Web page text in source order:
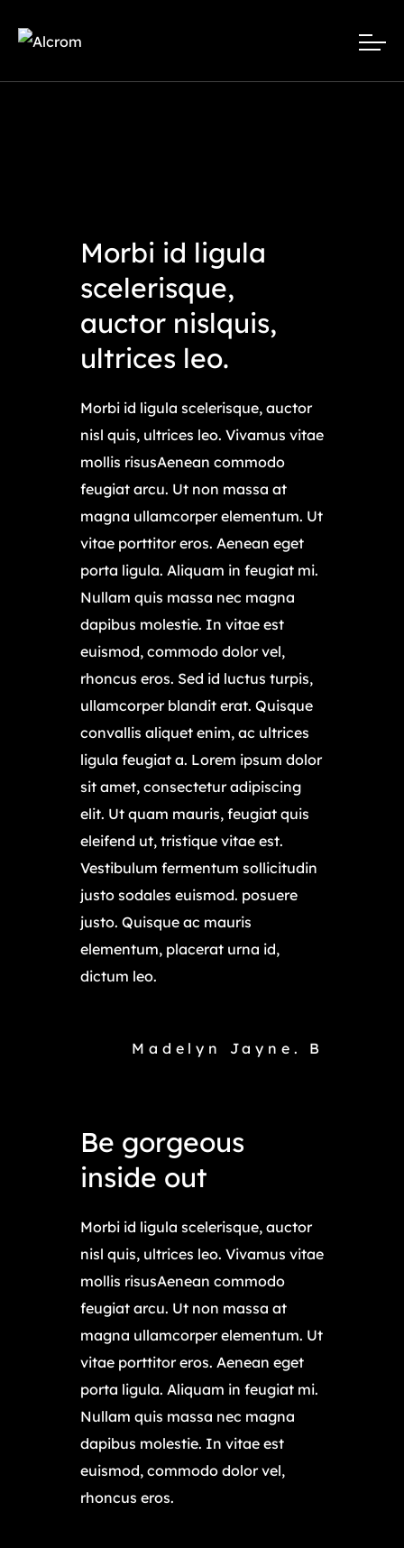
Morbi id ligula
scelerisque,
auctor nislquis,
ultrices leo.
Morbi id ligula scelerisque, auctor
nisl quis, ultrices leo. Vivamus vitae
mollis risusAenean commodo
feugiat arcu. Ut non massa at
magna ullamcorper elementum. Ut
vitae porttitor eros. Aenean eget
porta ligula. Aliquam in feugiat mi.
Nullam quis massa nec magna
dapibus molestie. In vitae est
euismod, commodo dolor vel,
rhoncus eros. Sed id luctus turpis,
ullamcorper blandit erat. Quisque
convallis aliquet enim, ac ultrices
ligula feugiat a. Lorem ipsum dolor
sit amet, consectetur adipiscing
elit. Ut quam mauris, feugiat quis
eleifend ut, tristique vitae est.
Vestibulum fermentum sollicitudin
justo sodales euismod. posuere
justo. Quisque ac mauris
elementum, placerat urna id,
dictum leo.
Madelyn Jayne. B
Be gorgeous
inside out
Morbi id ligula scelerisque, auctor
nisl quis, ultrices leo. Vivamus vitae
mollis risusAenean commodo
feugiat arcu. Ut non massa at
magna ullamcorper elementum. Ut
vitae porttitor eros. Aenean eget
porta ligula. Aliquam in feugiat mi.
Nullam quis massa nec magna
dapibus molestie. In vitae est
euismod, commodo dolor vel,
rhoncus eros.